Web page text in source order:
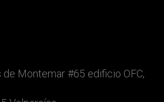
de Montemar #65 edificio OFC,